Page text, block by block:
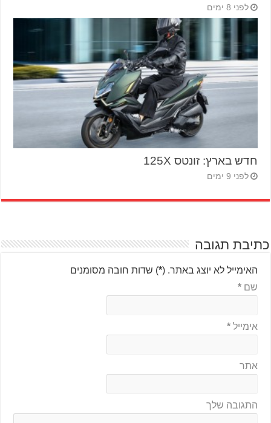
לפני 8 ימים
חדש בארץ: זונטס 125X
לפני 9 ימים
כתיבת תגובה
האימייל לא יוצג באתר. (
*) שדות חובה מסומנים
שם*
אימייל*
אתר
התגובה שלך